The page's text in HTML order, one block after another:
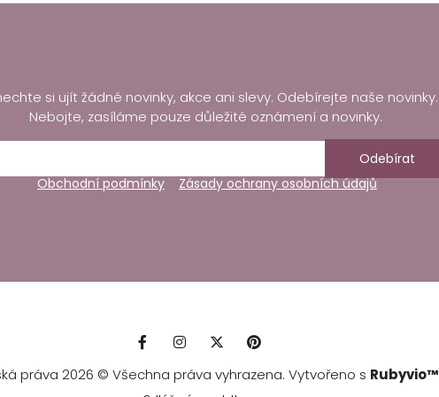
si ujít žádné novinky, akce ani slevy. Odebírejte naše novinky.
Nebojte, zasíláme pouze důležité oznámení a novinky.
Odebírat
Obchodní podmínky
Zásady ochrany osobních údajů
práva 2026 © Všechna práva vyhrazena. Vytvořeno s Rubyvio™